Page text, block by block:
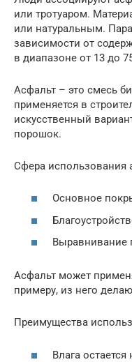
или тротуаром.
или натуральным.
зависимости от
в диапазоне от 13 до
Асфальт – это смесь
применяется в
искусственный
порошок.
Сфера использования
Основное
Выравнивание
Асфальт может
примеру, из него
Преимущества
Влага